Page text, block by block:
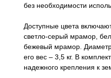
без необходимости
Доступные цвета
светло-серый мрамор,
бежевый мрамор.
его вес – 3,5 кг. В
надежного крепления к